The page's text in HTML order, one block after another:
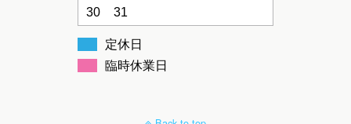
30
31
定休日
臨時休業日